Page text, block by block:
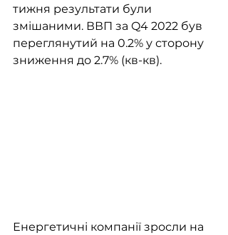
тижня результати були
змішаними. ВВП за Q4 2022 був
переглянутий на 0.2% у сторону
зниження до 2.7% (кв-кв).
Енергетичні компанії зросли на